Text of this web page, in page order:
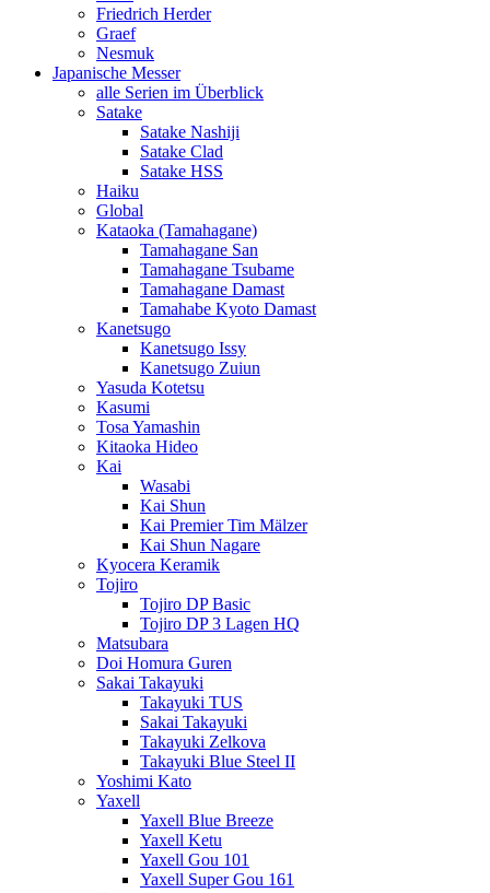
Friedrich Herder
Graef
Nesmuk
Japanische Messer
alle Serien im Überblick
Satake
Satake Nashiji
Satake Clad
Satake HSS
Haiku
Global
Kataoka (Tamahagane)
Tamahagane San
Tamahagane Tsubame
Tamahagane Damast
Tamahabe Kyoto Damast
Kanetsugo
Kanetsugo Issy
Kanetsugo Zuiun
Yasuda Kotetsu
Kasumi
Tosa Yamashin
Kitaoka Hideo
Kai
Wasabi
Kai Shun
Kai Premier Tim Mälzer
Kai Shun Nagare
Kyocera Keramik
Tojiro
Tojiro DP Basic
Tojiro DP 3 Lagen HQ
Matsubara
Doi Homura Guren
Sakai Takayuki
Takayuki TUS
Sakai Takayuki
Takayuki Zelkova
Takayuki Blue Steel II
Yoshimi Kato
Yaxell
Yaxell Blue Breeze
Yaxell Ketu
Yaxell Gou 101
Yaxell Super Gou 161